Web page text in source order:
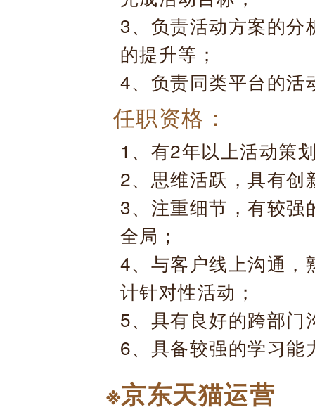
3、负责活动方案的分
的提升等；
4、负责同类平台的活
任职资格：
1、有2年以上活动策
2、思维活跃，具有创
3、注重细节，有较强
全局；
4、与客户线上沟通，
计针对性活动；
5、具有良好的跨部门
6、具备较强的学习能
※京东天猫运营